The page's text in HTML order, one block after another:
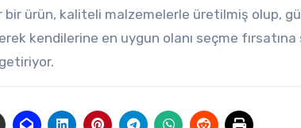
ürün, kaliteli malzemelerle üretilmiş olup,
kendilerine en uygun olanı seçme